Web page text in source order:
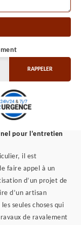
pour l’entretien
il est
faire appel à un
d’un projet de
d’un artisan
seules choses qui
de ravalement